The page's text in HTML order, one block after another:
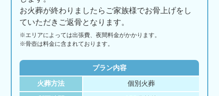
お火葬が終わりましたらご家族様でお骨上げをし
ていただきご返骨となります。
※エリアによっては出張費、夜間料金がかかります。
※骨壺は料金に含まれております。
プラン内容
火葬方法 個別火葬